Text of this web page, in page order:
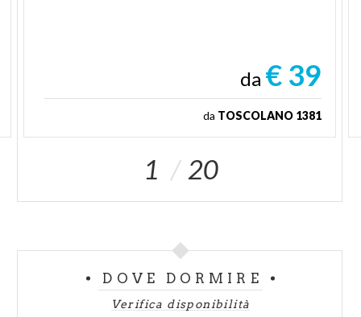
da € 39
da TOSCOLANO 1381
1 20
DOVE DORMIRE
Verifica disponibilità